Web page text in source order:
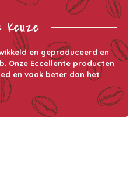
Keuze
en geproduceerd en
Onze Eccellente producten
en vaak beter dan het